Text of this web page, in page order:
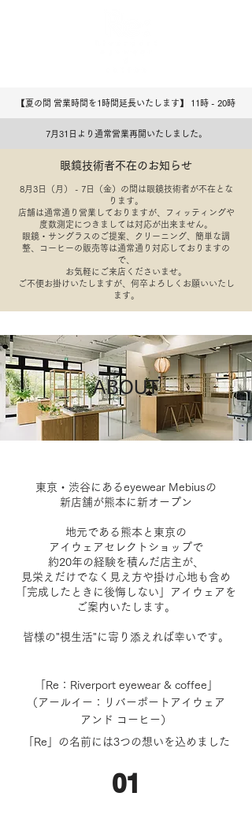
【夏の間 営業時間を1時間延長いたします】 11時 - 20​時
7月31日より通常営業再開いたしました。
眼鏡技術者不在のお知らせ
8月3日（月） - 7日（金）の間は眼鏡技術者が不在とな
ります。
店舗は通常通り営業しておりますが、フィッティングや
度数測定につきましては対応が出来ません。
​眼鏡・サングラスのご提案、クリーニング、簡単な調
整、コーヒーの販売等は通常通り対応しておりますの
で、
​お気軽にご来店くださいませ。
​ご不便お掛けいたしますが、何卒よろしくお願いいたし
ます。
ABOUT
東京・渋谷にあるeyewear Mebiusの
新店舗が熊本に新オープン
地元である熊本と東京の
アイウェアセレクトショップで
約20年の経験を積んだ店主が、
見栄えだけでなく見え方や掛け心地も含め
「完成したときに後悔しない」アイウェアを
ご案内いたします。
皆様の"視生活"に寄り添えれば幸いです。
「Re：Riverport eyewear & coffee」
（アールイー：リバーポートアイウェア
アンド コーヒー）
「Re」の名前には3つの想いを込めました
​01